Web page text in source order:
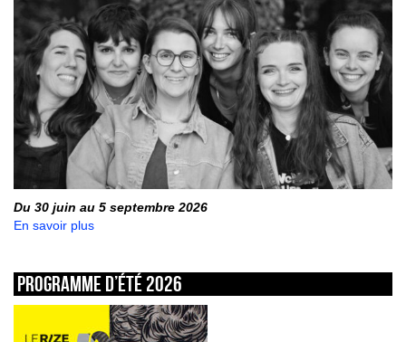
Du 30 juin au 5 septembre 2026
En savoir plus
Programme d’été 2026